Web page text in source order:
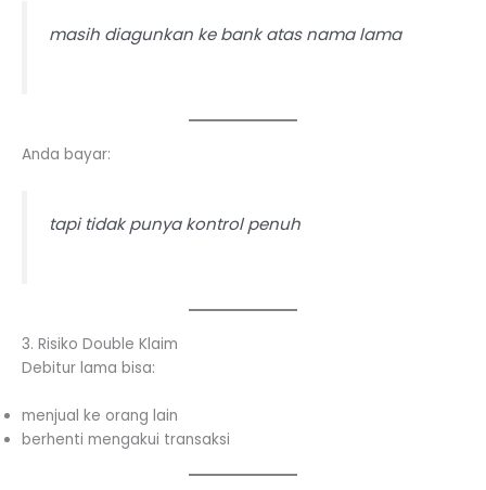
masih diagunkan ke bank atas nama lama
Anda bayar:
tapi tidak punya kontrol penuh
3. Risiko Double Klaim
Debitur lama bisa:
menjual ke orang lain
berhenti mengakui transaksi